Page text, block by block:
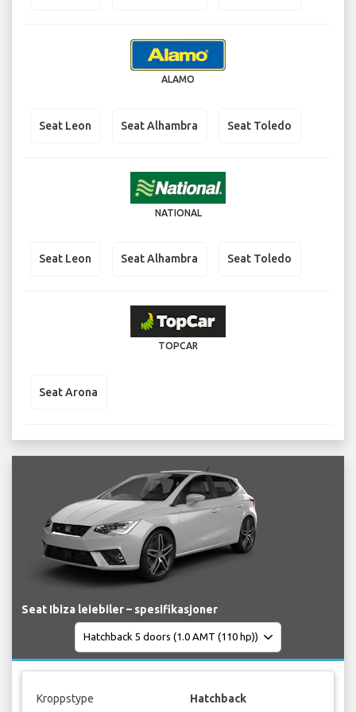
ALAMO
Seat Leon Seat Alhambra Seat Toledo
NATIONAL
Seat Leon Seat Alhambra Seat Toledo
TOPCAR
Seat Arona
Seat Ibiza leiebiler – spesifikasjoner
Kroppstype Hatchback